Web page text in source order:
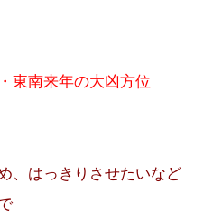
東南来年の大凶方位
、はっきりさせたいなど